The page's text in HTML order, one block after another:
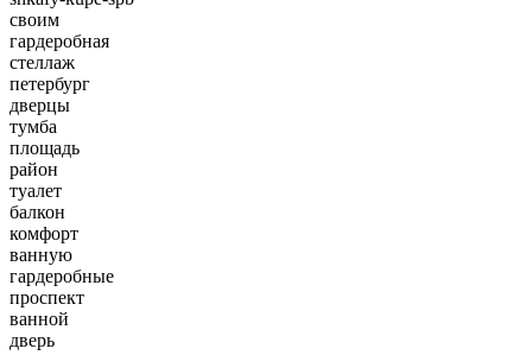
своим
гардеробная
стеллаж
петербург
дверцы
тумба
площадь
район
туалет
балкон
комфорт
ванную
гардеробные
проспект
ванной
дверь